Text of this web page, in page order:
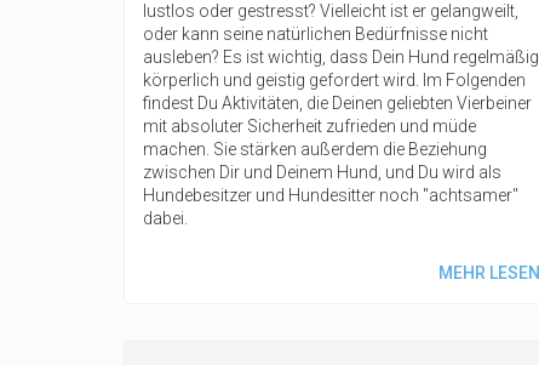
lustlos oder gestresst? Vielleicht ist er gelangweilt,
oder kann seine natürlichen Bedürfnisse nicht
ausleben? Es ist wichtig, dass Dein Hund regelmäßig
körperlich und geistig gefordert wird. Im Folgenden
findest Du Aktivitäten, die Deinen geliebten Vierbeiner
mit absoluter Sicherheit zufrieden und müde
machen. Sie stärken außerdem die Beziehung
zwischen Dir und Deinem Hund, und Du wird als
Hundebesitzer und Hundesitter noch "achtsamer"
dabei.
MEHR LESEN